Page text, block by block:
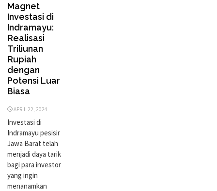
Magnet
Investasi di
Indramayu:
Realisasi
Triliunan
Rupiah
dengan
Potensi Luar
Biasa
APRIL 22, 2024
Investasi di
Indramayu pesisir
Jawa Barat telah
menjadi daya tarik
bagi para investor
yang ingin
menanamkan